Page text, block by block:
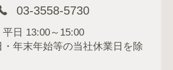
03-3558-5730
日 13:00～15:00
・年末年始等の当社休業日を除